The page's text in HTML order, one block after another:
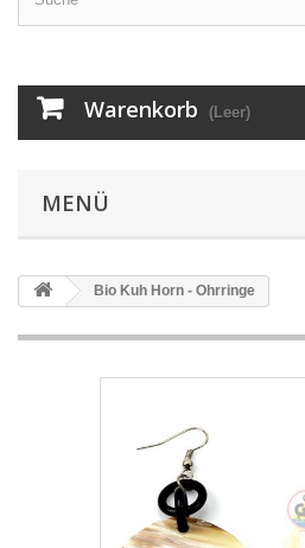
Warenkorb (Leer)
MENÜ
Bio Kuh Horn - Ohrringe